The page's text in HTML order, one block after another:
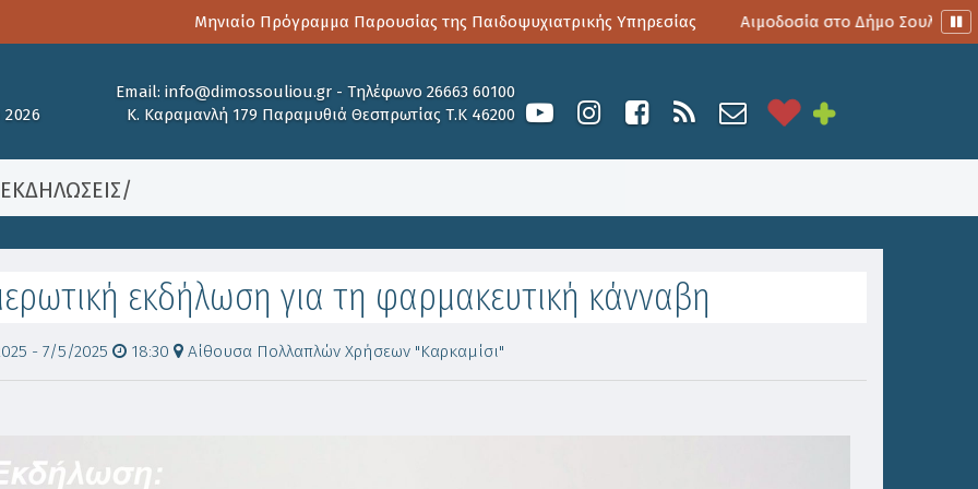
Μηνιαίο Πρόγραμμα Παρουσίας της Παιδοψυχιατρικής Υπηρεσίας Αιμοδοσία στο Δήμο Σουλίου
Email: info@dimossouliou.gr - Τηλέφωνο 26663 60100
Κ. Καραμανλή 179 Παραμυθιά Θεσπρωτίας Τ.Κ 46200
ΕΚΔΗΛΩΣΕΙΣ/
εκδήλωση για τη φαρμακευτική κάνναβη
- 7/5/2025 18:30 Αίθουσα Πολλαπλών Χρήσεων "Καρκαμίσι"